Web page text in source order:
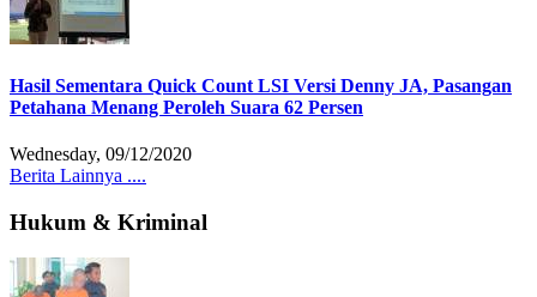
Hasil Sementara Quick Count LSI Versi Denny JA, Pasangan
Petahana Menang Peroleh Suara 62 Persen
Wednesday, 09/12/2020
Berita Lainnya ....
Hukum & Kriminal